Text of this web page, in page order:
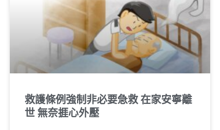
救護條例強制非必要急救 在家安寧離
世 無奈捱心外壓